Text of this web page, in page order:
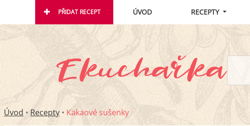
PŘIDAT RECEPT ÚVOD RECEPTY
Úvod • Recepty • Kakaové sušenky